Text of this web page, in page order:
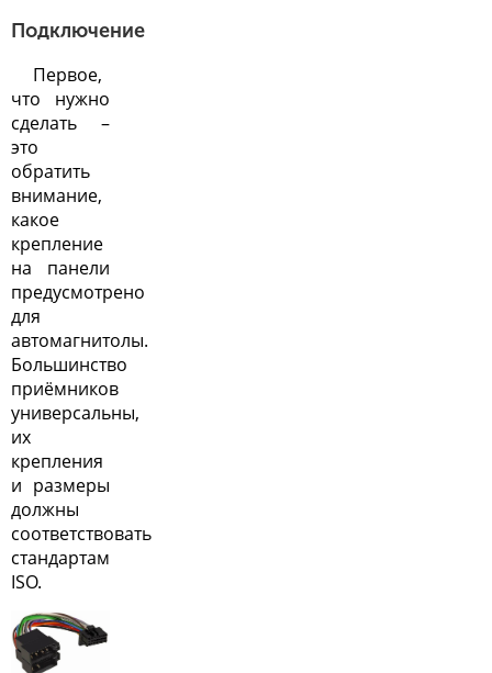
Подключение
Первое,
что нужно
сделать –
это
обратить
внимание,
какое
крепление
на панели
предусмотрено
для
автомагнитолы.
Большинство
приёмников
универсальны,
их
крепления
и размеры
должны
соответствовать
стандартам
ISO.